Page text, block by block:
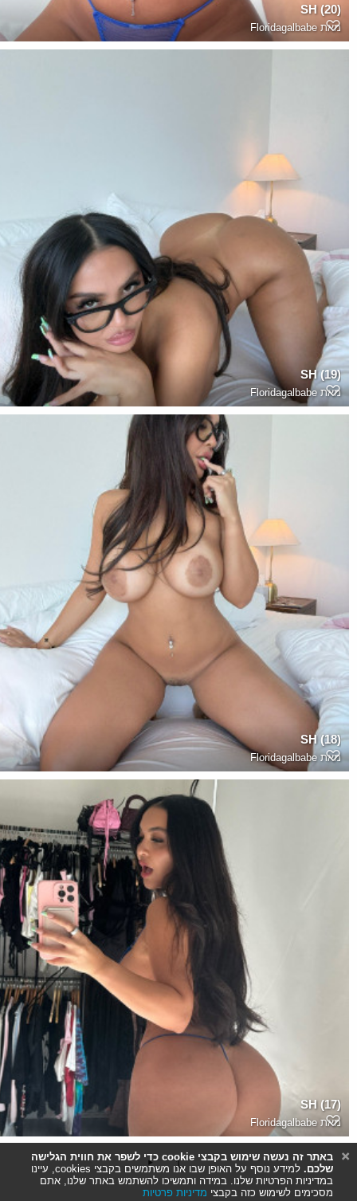
SH (20)
מאתFloridagalbabe
SH (19)
מאתFloridagalbabe
SH (18)
מאתFloridagalbabe
SH (17)
מאתFloridagalbabe
1
באתר זה נעשה שימוש בקבצי cookie כדי לשפר את חווית הגלישה
שלכם.
למידע נוסף על האופן שבו אנו משתמשים בקבצי cookies, עיינו
במדיניות הפרטיות שלנו. במידה ותמשיכו להשתמש באתר שלנו, אתם
מסכימים לשימוש כזה בקבצי מדיניות פרטיות